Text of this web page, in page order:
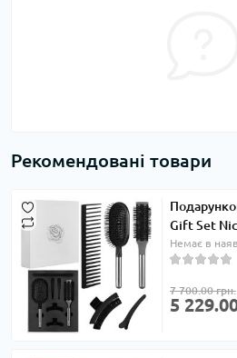
Рекомендовані товари
Gift Set
Немає в
7 700.00 грн.
5